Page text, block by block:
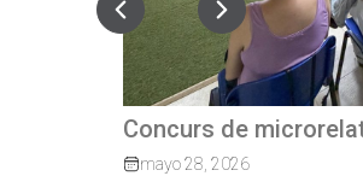
Quan el camí
tornen per guiar els